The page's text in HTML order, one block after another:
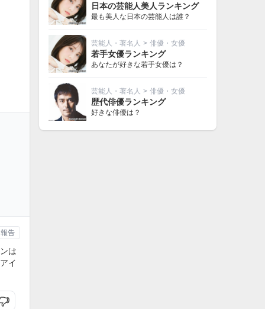
は
イ
報告
日本の芸能人美人ランキング
最も美人な日本の芸能人は誰？
芸能人・著名人 > 俳優・女優
若手女優ランキング
あなたが好きな若手女優は？
芸能人・著名人 > 俳優・女優
歴代俳優ランキング
好きな俳優は？